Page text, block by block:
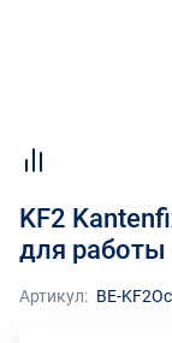
KF2
для
Артикул: BE-KF2